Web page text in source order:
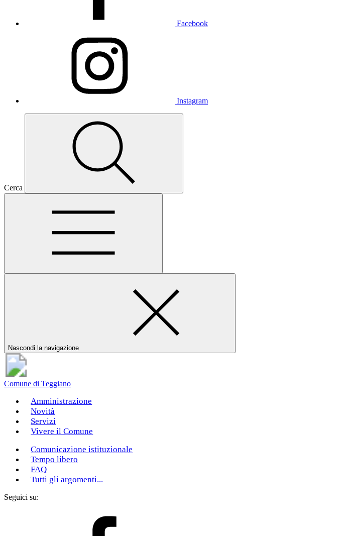
Facebook
Instagram
Cerca
Nascondi la navigazione
Comune di Teggiano
Amministrazione
Novità
Servizi
Vivere il Comune
Comunicazione istituzionale
Tempo libero
FAQ
Tutti gli argomenti...
Seguici su: